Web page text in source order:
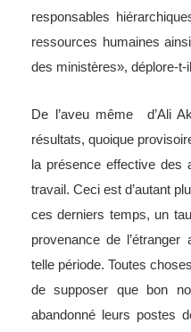
responsables
ressources humaines
des ministères», déplore-t-
De l’aveu même d’Ali
résultats, quoique
la présence effective des
travail. Ceci est d’autant
ces derniers temps, un
provenance de
telle période. Toutes
de supposer que bon
abandonné leurs postes